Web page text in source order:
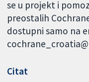
se u projekt i
preostalih
dostupni samo na
Citat